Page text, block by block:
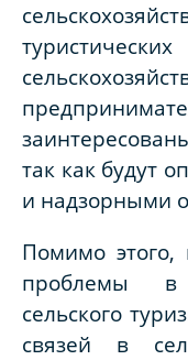
так как будут
и надзорными
Помимо
проблемы в
сельского
связей в